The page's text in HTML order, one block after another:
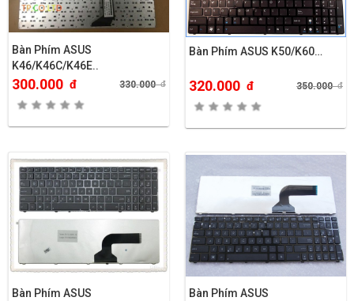
Bàn Phím ASUS
K46/K46C/K46E..
300.000 đ 330.000đ
Bàn Phím ASUS K50/K60…
320.000 đ 350.000đ
Bàn Phím ASUS
Bàn Phím ASUS